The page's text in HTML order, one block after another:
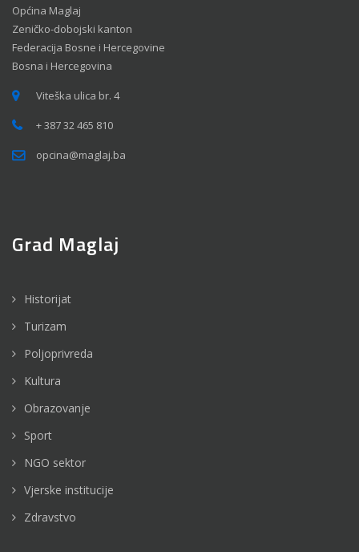
Općina Maglaj
Zeničko-dobojski kanton
Federacija Bosne i Hercegovine
Bosna i Hercegovina
Viteška ulica br. 4
+ 387 32 465 810
opcina@maglaj.ba
Grad Maglaj
Historijat
Turizam
Poljoprivreda
Kultura
Obrazovanje
Sport
NGO sektor
Vjerske institucije
Zdravstvo